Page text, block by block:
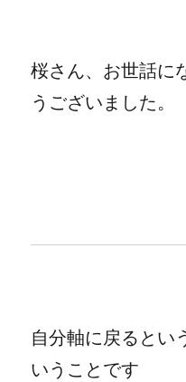
桜さん、お世話に
うございました。
自分軸に戻るとい
いうことです